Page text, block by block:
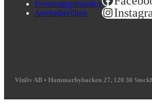
Personuppgiftspolicy
Användarvillkor
Vinliv AB • Hammarbybacken 27, 120 30